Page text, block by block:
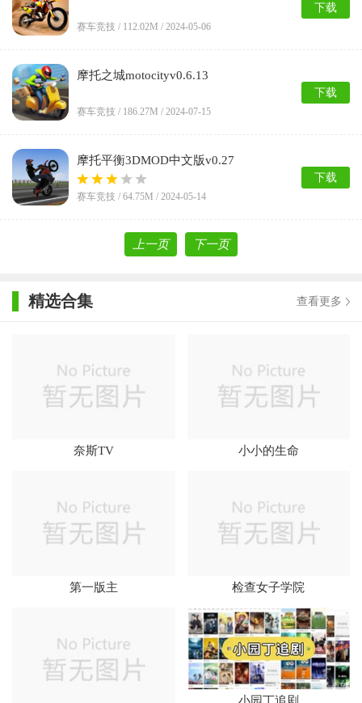
赛车竞技 / 112.02M / 2024-05-06
下载
摩托之城motocityv0.6.13
赛车竞技 / 186.27M / 2024-07-15
下载
摩托平衡3DMOD中文版v0.27
赛车竞技 / 64.75M / 2024-05-14
下载
上一页 下一页
精选合集 查看更多
奈斯TV 小小的生命
第一版主 检查女子学院
小园丁追剧